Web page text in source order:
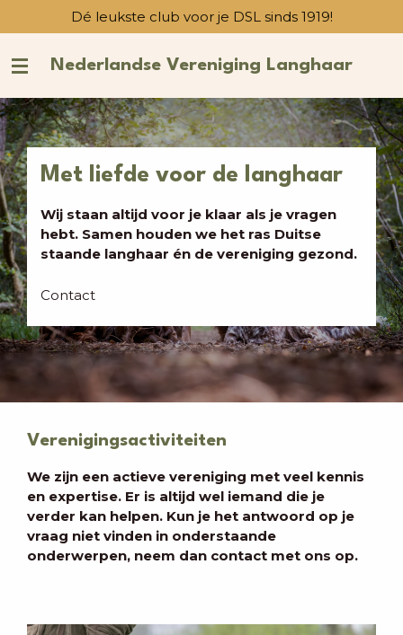
direct
naar
de
hoofdinhoud
Dé leukste club voor je DSL sinds 1919!
Nederlandse Vereniging Langhaar
Met liefde voor de langhaar
Wij staan altijd voor je klaar als je vragen
hebt. Samen houden we het ras Duitse
staande langhaar én de vereniging gezond.
Contact
Verenigingsactiviteiten
We zijn een actieve vereniging met veel kennis
en expertise. Er is altijd wel iemand die je
verder kan helpen. Kun je het antwoord op je
vraag niet vinden in onderstaande
onderwerpen, neem dan contact met ons op.